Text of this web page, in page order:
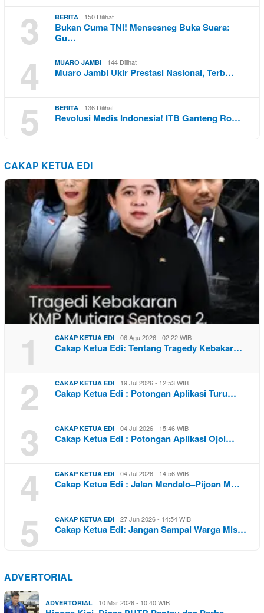
3
BERITA 150 Dilihat
Bukan Cuma TNI! Mensesneg Buka Suara:
Gu…
4 MUARO JAMBI 144 Dilihat
Muaro Jambi Ukir Prestasi Nasional, Terb…
5 BERITA 136 Dilihat
Revolusi Medis Indonesia! ITB Ganteng Ro…
CAKAP KETUA EDI
1 CAKAP KETUA EDI 06 Agu 2026 - 02:22 WIB
Cakap Ketua Edi: Tentang Tragedy Kebakar…
2 CAKAP KETUA EDI 19 Jul 2026 - 12:53 WIB
Cakap Ketua Edi : Potongan Aplikasi Turu…
3 CAKAP KETUA EDI 04 Jul 2026 - 15:46 WIB
Cakap Ketua Edi : Potongan Aplikasi Ojol…
4 CAKAP KETUA EDI 04 Jul 2026 - 14:56 WIB
Cakap Ketua Edi : Jalan Mendalo–Pijoan M…
5 CAKAP KETUA EDI 27 Jun 2026 - 14:54 WIB
Cakap Ketua Edi: Jangan Sampai Warga Mis…
ADVERTORIAL
ADVERTORIAL 10 Mar 2026 - 10:40 WIB